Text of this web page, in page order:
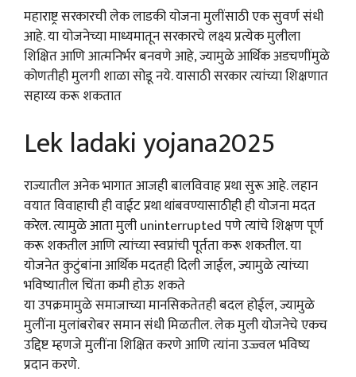
महाराष्ट्र सरकारची लेक लाडकी योजना मुलींसाठी एक सुवर्ण संधी
आहे. या योजनेच्या माध्यमातून सरकारचे लक्ष्य प्रत्येक मुलीला
शिक्षित आणि आत्मनिर्भर बनवणे आहे, ज्यामुळे आर्थिक अडचणींमुळे
कोणतीही मुलगी शाळा सोडू नये. यासाठी सरकार त्यांच्या शिक्षणात
सहाय्य करू शकतात
Lek ladaki yojana2025
राज्यातील अनेक भागात आजही बालविवाह प्रथा सुरू आहे. लहान
वयात विवाहाची ही वाईट प्रथा थांबवण्यासाठीही ही योजना मदत
करेल. त्यामुळे आता मुली uninterrupted पणे त्यांचे शिक्षण पूर्ण
करू शकतील आणि त्यांच्या स्वप्नांची पूर्तता करू शकतील. या
योजनेत कुटुंबांना आर्थिक मदतही दिली जाईल, ज्यामुळे त्यांच्या
भविष्यातील चिंता कमी होऊ शकते
या उपक्रमामुळे समाजाच्या मानसिकतेतही बदल होईल, ज्यामुळे
मुलींना मुलांबरोबर समान संधी मिळतील. लेक मुली योजनेचे एकच
उद्दिष्ट म्हणजे मुलींना शिक्षित करणे आणि त्यांना उज्ज्वल भविष्य
प्रदान करणे.